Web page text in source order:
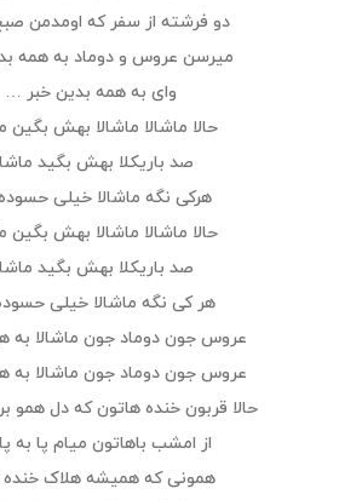
دو فرشته از سفر که اومدمن
میرسن عروس و دوماد به همه
وای به همه بدین خبر …
حالا ماشالا ماشالا بهش بگین
صد باریکلا بهش بگید
هرکی نگه ماشالا خیلی حسوده
حالا ماشالا ماشالا بهش بگین
صد باریکلا بهش بگید
هر کی نگه ماشالا خیلی حسوده
عروس جون دوماد جون ماشالا به
عروس جون دوماد جون ماشالا به
حالا قربون خنده هاتون که دل همو
از امشب باهاتون میام پا به
همونی که همیشه هلاک خنده